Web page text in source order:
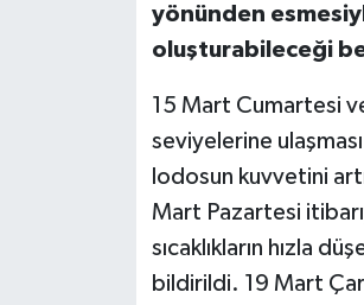
yönünden
oluşturabileceği
15 Mart Cumartesi
seviyelerine
lodosun kuvvetini
Mart Pazartesi
sıcaklıkların hızla
bildirildi. 19 Mart